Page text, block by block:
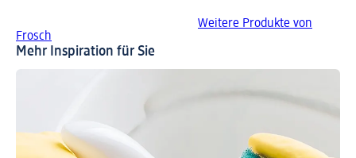
Weitere Produkte von
Frosch
Mehr Inspiration für Sie